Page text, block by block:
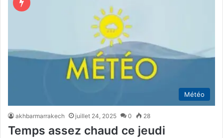
Météo
akhbarmarrakech juillet 24, 2025 0 28
Temps assez chaud ce jeudi